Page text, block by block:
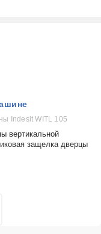
Indesit WITL 105
вертикальной
защелка дверцы